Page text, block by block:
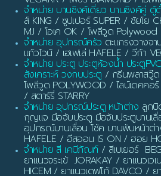
จำหน่าย บานซิงค์เดี่ยว บานซิงค์คู่
ส์ KING / ซูปเปอร์ SUPER / ชัยโย
MJ / โอเค OK / โพลีวูด Polywood
จำหน่าย อุปกรณ์ครัว ตะแกรงวางจ
แก้วไวน์ / เฮเฟเล่ HAFELE / วีก้า
จำหน่าย ประตู ประตูห้องน้ำ ประตู
สังเคราะห์ วงกบประตู / กรีนพลาสวู๊ด
โพลีวูด POLYWOOD / ไลน์เดคคอร์
/ สตาร์รี่ STARRY
จำหน่าย อุปกรณ์ประตู หน้าต่าง ลูกบิ
กุญแจ มือจับประตู มือจับประตูบานเ
อุปกรณ์บานเลื่อน โช้ค บานพับหน้าต่า
HAFELE / อีสออน IS ON / ฮอย
จำหน่าย สี เคมีภัณฑ์/ สีเบเยอร์
ยาแนวจระเข้ JORAKAY / ยาแนวเว
HICEM / ยาแนวเดฟโก้ DAVCO /